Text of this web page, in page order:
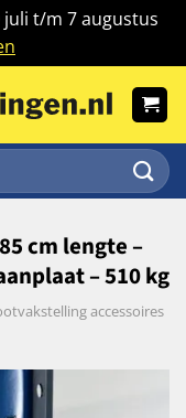
juli t/m 7 augustus
cm lengte –
– 510 kg
accessoires